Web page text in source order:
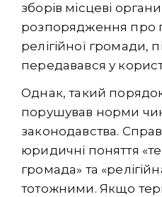
зборів місцеві
розпорядження про
релігійної громади,
передавався у
Однак, такий
порушував норми
законодавства.
юридичні поняття
громада» та
тотожними. Якщо